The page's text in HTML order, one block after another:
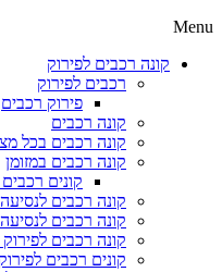
Menu
קונה רכבים לפירוק
רכבים לפירוק
פירוק רכבים
קונה רכבים
קונה רכבים בכל
קונה רכבים במזומן
קונים רכבים
קונה רכבים לנסיעה
קונה רכבים לנסיעה
קונה רכבים לפירוק
קונים רכבים לפירוק